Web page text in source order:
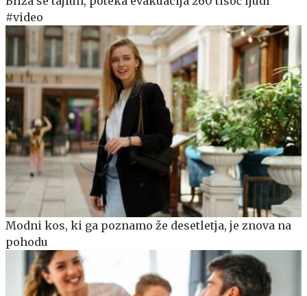
#video
Modni kos, ki ga poznamo že desetletja, je znova na
pohodu